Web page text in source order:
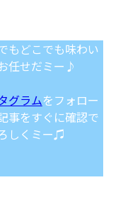
もどこでも味わい
任せだミー♪
グラムをフォロー
事をすぐに確認で
しくミー♫